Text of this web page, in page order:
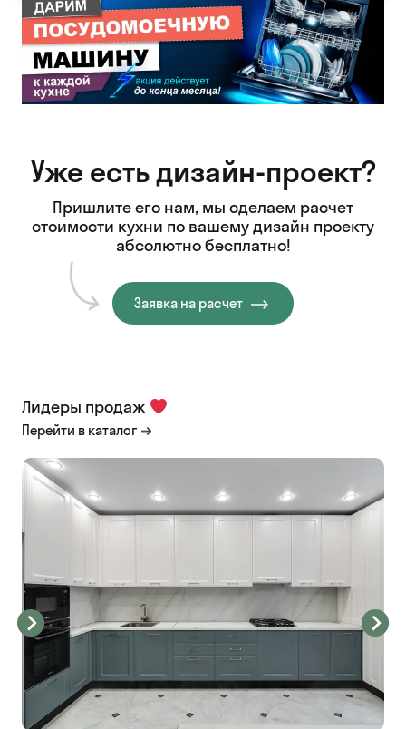
Уже есть дизайн-проект?
Пришлите его нам, мы сделаем расчет
стоимости кухни по вашему дизайн проекту
абсолютно бесплатно!
Заявка на расчет
Лидеры продаж
Перейти в каталог